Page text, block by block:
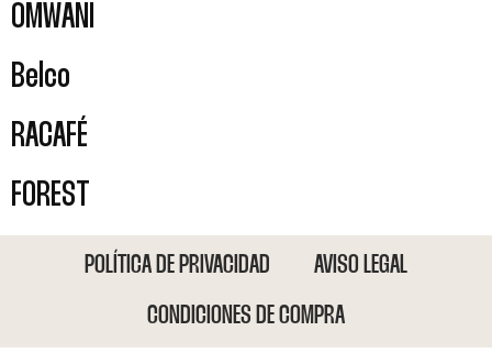
OMWANI
Belco
RACAFÉ
FOREST
POLÍTICA DE PRIVACIDAD AVISO LEGAL
CONDICIONES DE COMPRA